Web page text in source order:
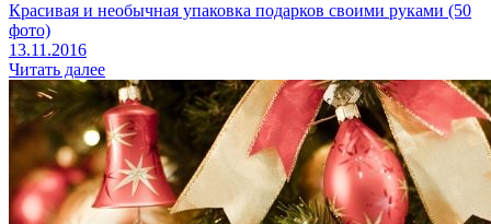
Красивая и необычная упаковка подарков своими руками (50
фото)
13.11.2016
Читать далее